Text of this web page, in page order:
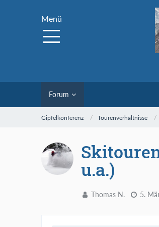
Menü
Forum
Gipfelkonferenz Tourenverhältnisse
u.a.)
Thomas N. 5.